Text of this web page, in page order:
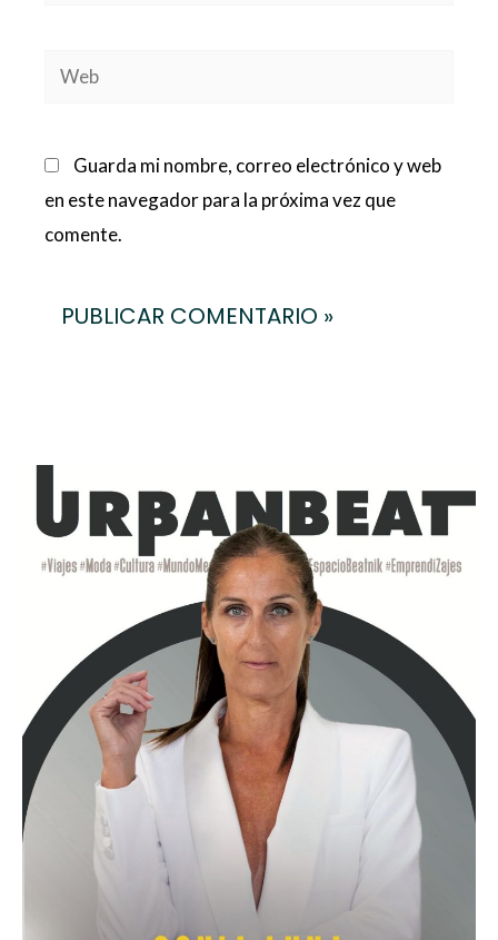
Web
Guarda mi nombre, correo electrónico y web
en este navegador para la próxima vez que
comente.